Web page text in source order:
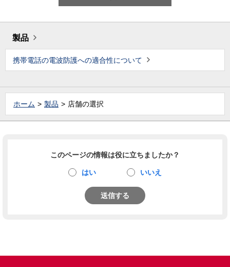
製品
携帯電話の電波防護への適合性について
ホーム 製品 店舗の選択
このページの情報は役に立ちましたか？
はい いいえ
送信する